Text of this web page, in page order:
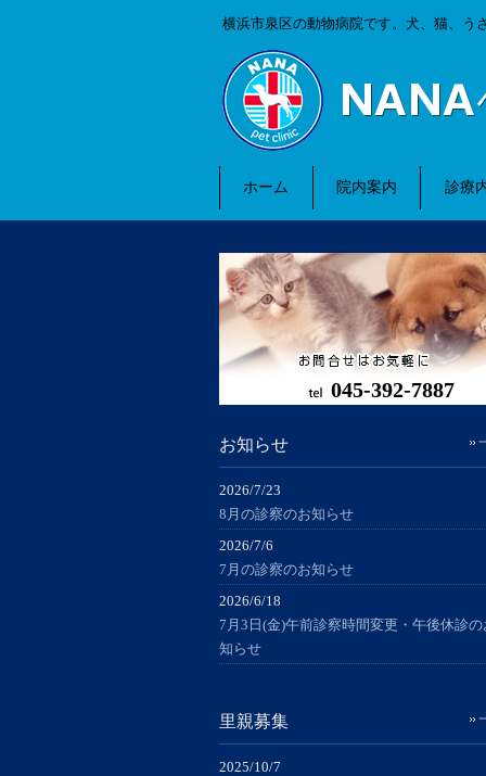
横浜市泉区の動物病院です。犬、猫、う
ホーム 院内案内 診療
045-392-7887
お知らせ
2026/7/23
8月の診察のお知らせ
2026/7/6
7月の診察のお知らせ
2026/6/18
7月3日(金)午前診察時間変更・午後休診の
知らせ
里親募集
2025/10/7